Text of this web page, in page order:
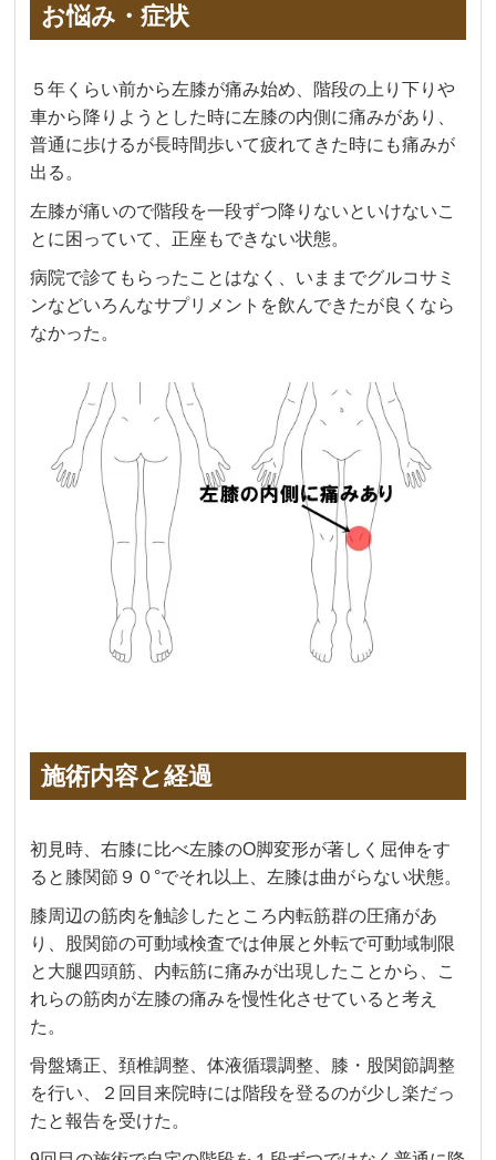
お悩み・症状
５年くらい前から左膝が痛み始め、階段の上り下りや
車から降りようとした時に左膝の内側に痛みがあり、
普通に歩けるが長時間歩いて疲れてきた時にも痛みが
出る。
左膝が痛いので階段を一段ずつ降りないといけないこ
とに困っていて、正座もできない状態。
病院で診てもらったことはなく、いままでグルコサミ
ンなどいろんなサプリメントを飲んできたが良くなら
なかった。
施術内容と経過
初見時、右膝に比べ左膝のO脚変形が著しく屈伸をす
ると膝関節９０°でそれ以上、左膝は曲がらない状態。
膝周辺の筋肉を触診したところ内転筋群の圧痛があ
り、股関節の可動域検査では伸展と外転で可動域制限
と大腿四頭筋、内転筋に痛みが出現したことから、こ
れらの筋肉が左膝の痛みを慢性化させていると考え
た。
骨盤矯正、頚椎調整、体液循環調整、膝・股関節調整
を行い、２回目来院時には階段を登るのが少し楽だっ
たと報告を受けた。